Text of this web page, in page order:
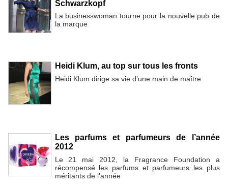
Schwarzkopf
La businesswoman tourne pour la nouvelle pub de
la marque
Heidi Klum, au top sur tous les fronts
Heidi Klum dirige sa vie d’une main de maître
Les parfums et parfumeurs de l’année
2012
Le 21 mai 2012, la Fragrance Foundation a
récompensé les parfums et parfumeurs les plus
méritants de l’année